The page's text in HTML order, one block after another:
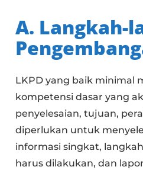
A. Langkah-
LKPD yang baik minimal
kompetensi dasar yang
penyelesaian, tujuan,
diperlukan untuk
informasi singkat,
harus dilakukan, dan